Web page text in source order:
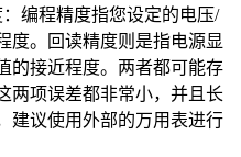
编程精度指您设定的电压/
度。回读精度则是指电源显
的接近程度。两者都可能存
两项误差都非常小，并且长
建议使用外部的万用表进行